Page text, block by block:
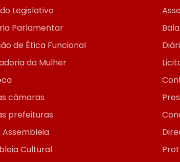
Legislativo
Parlamentar
de Ética Funcional
da Mulher
câmaras
prefeituras
Assembleia
Cultural